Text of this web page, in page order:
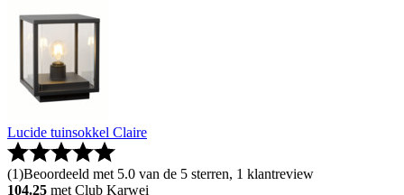
Lucide tuinsokkel Claire
(1)Beoordeeld met 5.0 van de 5 sterren, 1 klantreview
104.25 met Club Karwei